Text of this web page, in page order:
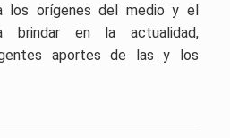
los orígenes del medio y el
brindar en la actualidad,
aportes de las y los